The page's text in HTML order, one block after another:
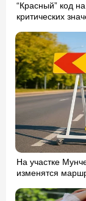
“Красный” код
критических
На участке
изменятся